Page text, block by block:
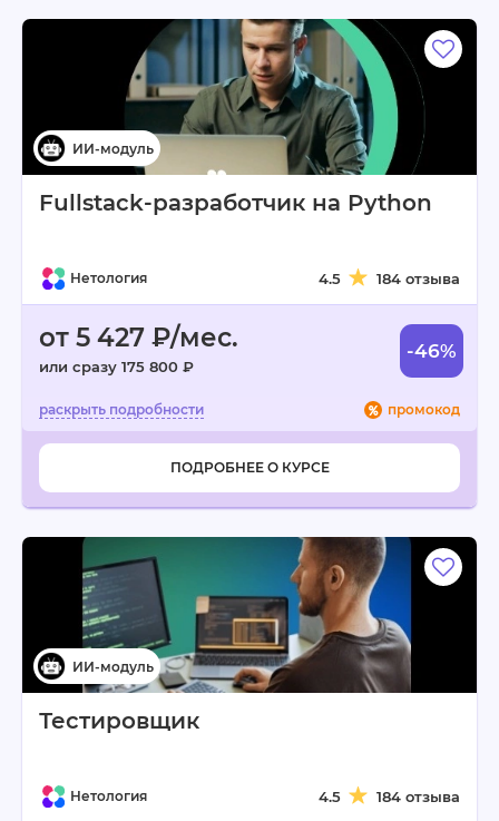
Fullstack-разработчик на Python
Нетология 4.5 184 отзыва
от 5 427 ₽/мес.
или сразу 175 800 ₽
-46%
промокод
ПОДРОБНЕЕ О КУРСЕ
Тестировщик
Нетология 4.5 184 отзыва